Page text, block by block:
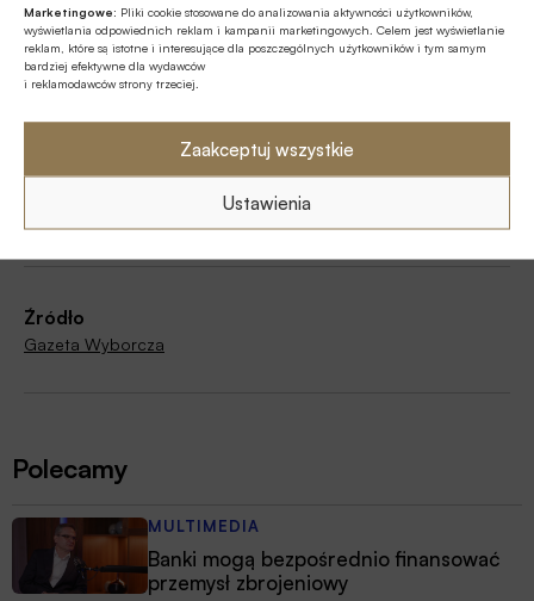
Marketingowe: Pliki cookie stosowane do analizowania aktywności użytkowników,
wyświetlania odpowiednich reklam i kampanii marketingowych. Celem jest wyświetlanie
reklam, które są istotne i interesujące dla poszczególnych użytkowników i tym samym
bardziej efektywne dla wydawców
i reklamodawców strony trzeciej.
Zaakceptuj wszystkie
Ustawienia
Ustawa o przeciwdziałaniu praniu pieniędzy oraz
finansowaniu terroryzmu
Zarządzanie zgodnością / Compliance
Źródło
Gazeta Wyborcza
Polecamy
MULTIMEDIA
Banki mogą bezpośrednio finansować
przemysł zbrojeniowy